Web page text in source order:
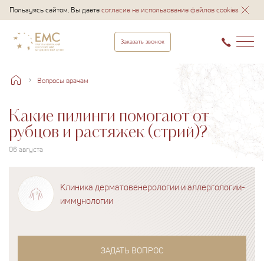
Пользуясь сайтом, Вы даетесогласие на использование файлов cookies
Заказать звонок
Вопросы врачам
Какие пилинги помогают от
рубцов и растяжек (стрий)?
06 августа
Клиника дерматовенерологии и аллергологии-
иммунологии
ЗАДАТЬ ВОПРОС